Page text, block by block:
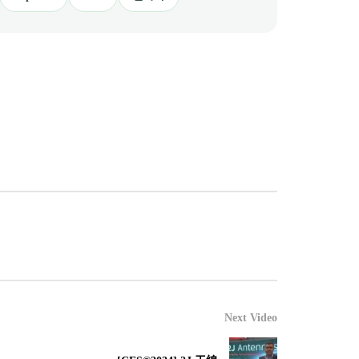
Next Video